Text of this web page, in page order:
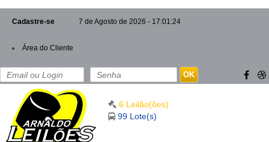
Cadastre-se 7 de Agosto de 2026 - 17:01:25
Área do Cliente
OK
6 Leilão(ões)
99 Lote(s)